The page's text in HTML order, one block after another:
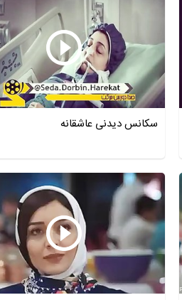
سکانس دیدنی عاشقانه